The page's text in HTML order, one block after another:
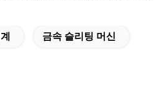
금속 슬리팅 머신